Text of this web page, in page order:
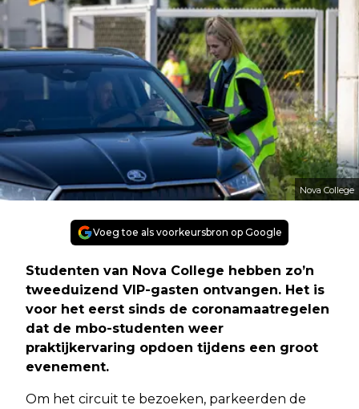
Nova College
Voeg toe als voorkeursbron op Google
Studenten van Nova College hebben zo’n
tweeduizend VIP-gasten ontvangen. Het is
voor het eerst sinds de coronamaatregelen
dat de mbo-studenten weer
praktijkervaring opdoen tijdens een groot
evenement.
Om het circuit te bezoeken, parkeerden de